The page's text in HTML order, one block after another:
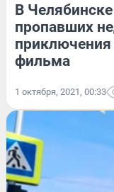
В
пропавших
фильма
1 октября, 2021, 00:33